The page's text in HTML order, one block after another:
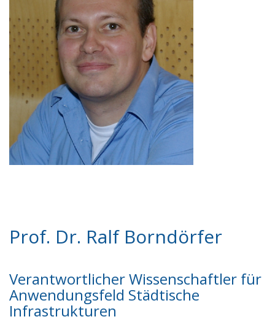
Prof. Dr. Ralf Borndörfer
Verantwortlicher Wissenschaftler für
Anwendungsfeld Städtische
Infrastrukturen